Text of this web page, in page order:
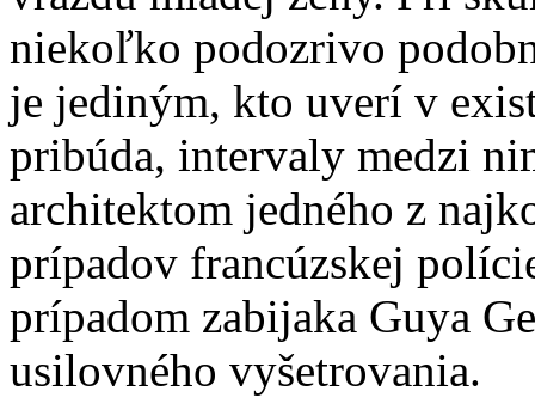
niekoľko podozrivo
je jediným, kto uverí v
pribúda, intervaly medzi
architektom jedného z
prípadov francúzskej
prípadom zabijaka Guya
usilovného vyšetrovania.